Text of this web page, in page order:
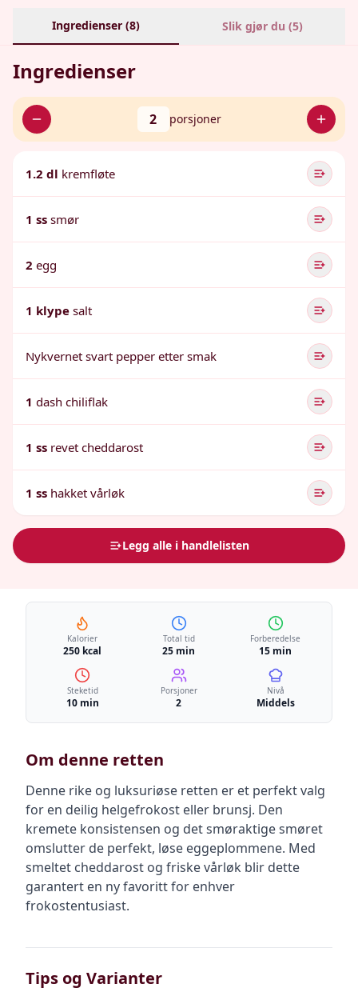
Ingredienser (8) Slik gjør du (5)
Ingredienser
2 porsjoner
1.2 dl kremfløte
1 ss smør
2 egg
1 klype salt
Nykvernet svart pepper etter smak
1 dash chiliflak
1 ss revet cheddarost
1 ss hakket vårløk
Legg alle i handlelisten
Kalorier
250 kcal
Total tid
25 min
Forberedelse
15 min
Steketid
10 min
Porsjoner
2
Nivå
Middels
Om denne retten
Denne rike og luksuriøse retten er et perfekt valg
for en deilig helgefrokost eller brunsj. Den
kremete konsistensen og det smøraktige smøret
omslutter de perfekt, løse eggeplommene. Med
smeltet cheddarost og friske vårløk blir dette
garantert en ny favoritt for enhver
frokostentusiast.
Tips og Varianter